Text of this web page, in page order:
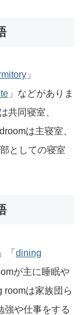
」
」などがありま
共同寝室、
は主寝室、
としての寝室
」「 dining
が主に睡眠や
roomは家族団ら
強や仕事をする